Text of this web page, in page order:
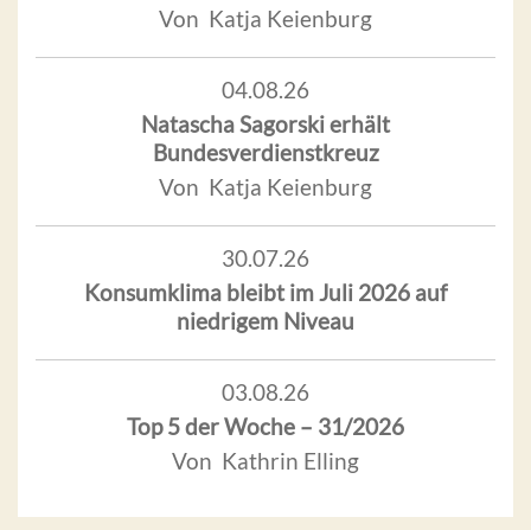
Von Katja Keienburg
04.08.26
Natascha Sagorski erhält
Bundesverdienstkreuz
Von Katja Keienburg
30.07.26
Konsumklima bleibt im Juli 2026 auf
niedrigem Niveau
03.08.26
Top 5 der Woche – 31/2026
Von Kathrin Elling